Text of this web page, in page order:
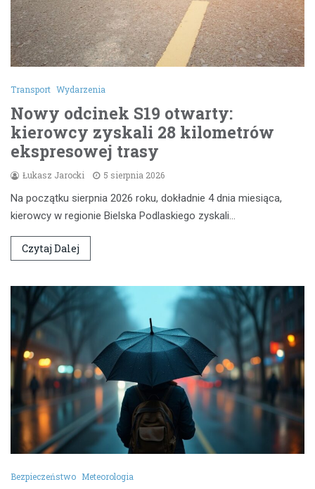
Transport Wydarzenia
Nowy odcinek S19 otwarty:
kierowcy zyskali 28 kilometrów
ekspresowej trasy
Łukasz Jarocki 5 sierpnia 2026
Na początku sierpnia 2026 roku, dokładnie 4 dnia miesiąca,
kierowcy w regionie Bielska Podlaskiego zyskali…
Czytaj Dalej
Bezpieczeństwo Meteorologia